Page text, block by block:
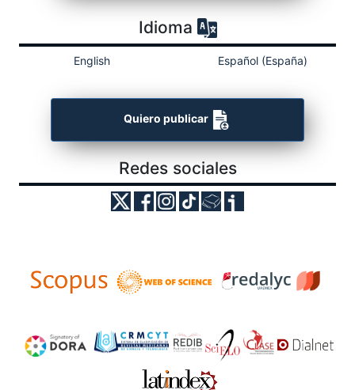
Idioma
English Español (España)
Quiero publicar
Redes sociales